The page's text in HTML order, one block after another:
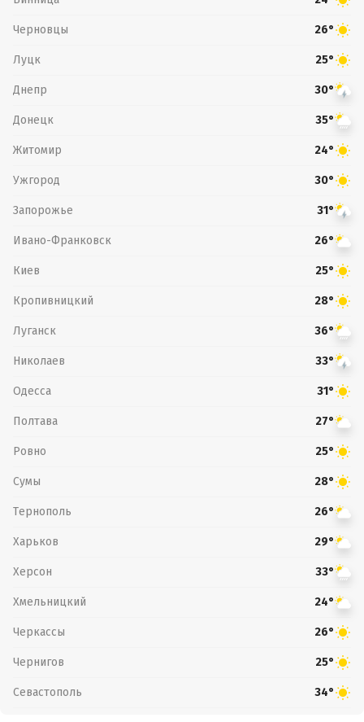
Черновцы 26°
Луцк 25°
Днепр 30°
Донецк 35°
Житомир 24°
Ужгород 30°
Запорожье 31°
Ивано-Франковск 26°
Киев 25°
Кропивницкий 28°
Луганск 36°
Николаев 33°
Одесса 31°
Полтава 27°
Ровно 25°
Сумы 28°
Тернополь 26°
Харьков 29°
Херсон 33°
Хмельницкий 24°
Черкассы 26°
Чернигов 25°
Севастополь 34°